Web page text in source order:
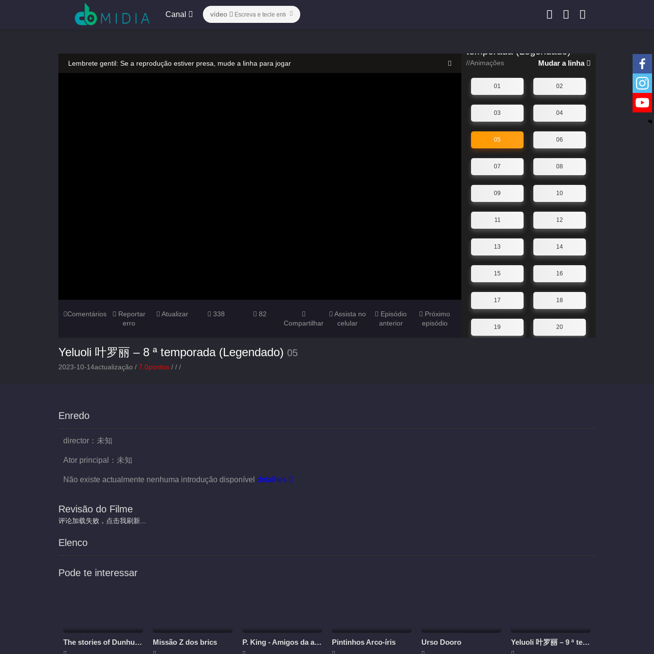
Canal vídeo
Lembrete gentil: Se a reprodução estiver presa, mude a linha para jogar
Comentários
Reportar
erro
Atualizar 338
82
Compartilhar
Assista no
celular
Episódio
anterior
Próximo
episódio
temporada (Legendado)
Mudar a linha
//Animações
01 02
03 04
05 06
07 08
09 10
11 12
13 14
15 16
17 18
19 20
Yeluoli 叶罗丽 – 8 ª temporada (Legendado) 05
2023-10-14actualização / 7.0pontos / / /
Enredo
director： 未知
Ator principal： 未知
Não existe actualmente nenhuma introdução disponível detalhes
Revisão do Filme
评论加载失败，点击我刷新...
Elenco
Pode te interessar
The stories of Dunhuang Missão Z dos brics P. King - Amigos da aventura Pintinhos Arco-íris Urso Dooro Yeluoli 叶罗丽 – 9 ª temporada (Legendado)